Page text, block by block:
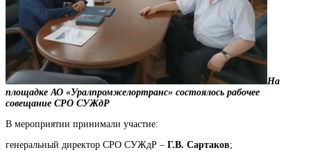
На
площадке АО «Уралпромжелортранс» состоялось рабочее
совещание СРО СУЖдР
В мероприятии принимали участие:
генеральный директор СРО СУЖдР – Г.В. Сартаков;